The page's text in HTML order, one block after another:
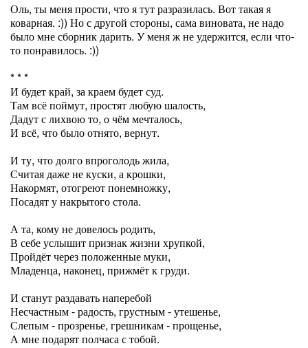
Оль, ты меня прости, что я тут разразилась. Вот такая я
коварная. :)) Но с другой стороны, сама виновата, не надо
было мне сборник дарить. У меня ж не удержится, если что-
то понравилось. :))
* * *
И будет край, за краем будет суд.
Там всё поймут, простят любую шалость,
Дадут с лихвою то, о чём мечталось,
И всё, что было отнято, вернут.
И ту, что долго впроголодь жила,
Считая даже не куски, а крошки,
Накормят, отогреют понемножку,
Посадят у накрытого стола.
А та, кому не довелось родить,
В себе услышит признак жизни хрупкой,
Пройдёт через положенные муки,
Младенца, наконец, прижмёт к груди.
И станут раздавать наперебой
Несчастным - радость, грустным - утешенье,
Слепым - прозренье, грешникам - прощенье,
А мне подарят полчаса с тобой.